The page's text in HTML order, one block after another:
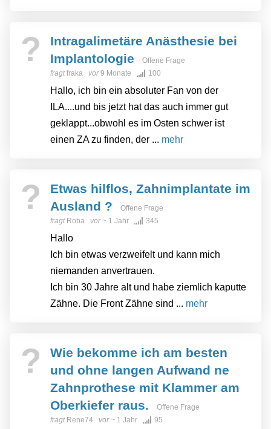
?
Intragalimetäre Anästhesie bei
Implantologie
Offene Frage
fragtfraka vor9 Monate 100
Hallo, ich bin ein absoluter Fan von der
ILA....und bis jetzt hat das auch immer gut
geklappt...obwohl es im Osten schwer ist
einen ZA zu finden, der ... mehr
?
Etwas hilflos, Zahnimplantate im
Ausland ?
Offene Frage
fragt Roba vor~ 1 Jahr 345
Hallo
Ich bin etwas verzweifelt und kann mich
niemanden anvertrauen.
Ich bin 30 Jahre alt und habe ziemlich kaputte
Zähne. Die Front Zähne sind ... mehr
?
Wie bekomme ich am besten
und ohne langen Aufwand ne
Zahnprothese mit Klammer am
Oberkiefer raus.
Offene Frage
fragt Rene74 vor~ 1 Jahr 95